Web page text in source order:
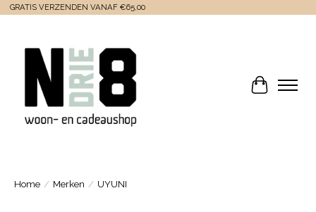
GRATIS VERZENDEN VANAF €65,00
Home / Merken / UYUNI